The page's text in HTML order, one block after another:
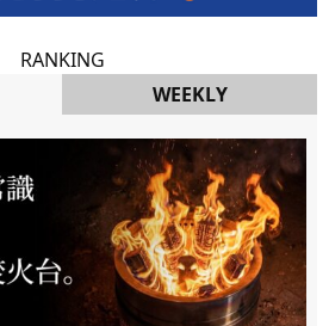
RANKING
WEEKLY